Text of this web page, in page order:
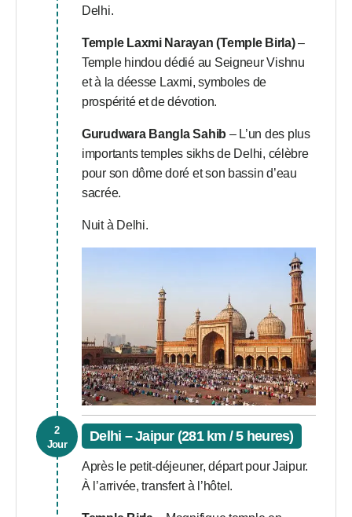
Delhi.
Temple Laxmi Narayan (Temple Birla)–
Temple hindou dédié au Seigneur Vishnu
et à la déesse Laxmi, symboles de
prospérité et de dévotion.
Gurudwara Bangla Sahib – L’un des plus
importants temples sikhs de Delhi, célèbre
pour son dôme doré et son bassin d’eau
sacrée.
Nuit à Delhi.
2
Jour
Delhi – Jaipur (281 km / 5 heures)
Après le petit-déjeuner, départ pour Jaipur.
À l’arrivée, transfert à l’hôtel.